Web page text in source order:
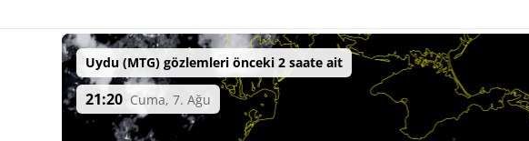
Uydu (MTG) gözlemleri önceki 2 saate ait
21:20 Cuma, 7. Ağu